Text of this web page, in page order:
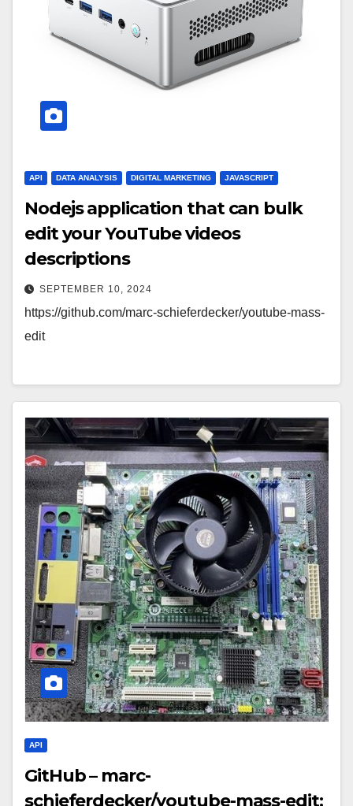
API DATA ANALYSIS DIGITAL MARKETING JAVASCRIPT
Nodejs application that can bulk
edit your YouTube videos
descriptions
SEPTEMBER 10, 2024
https://github.com/marc-schieferdecker/youtube-mass-
edit
API
GitHub – marc-
schieferdecker/youtube-mass-edit: